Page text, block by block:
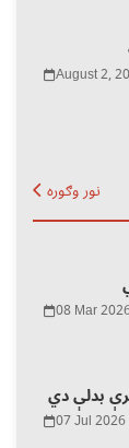
August 2,
نور وګوره
08 Mar
بدلې دي
07 Jul 2026